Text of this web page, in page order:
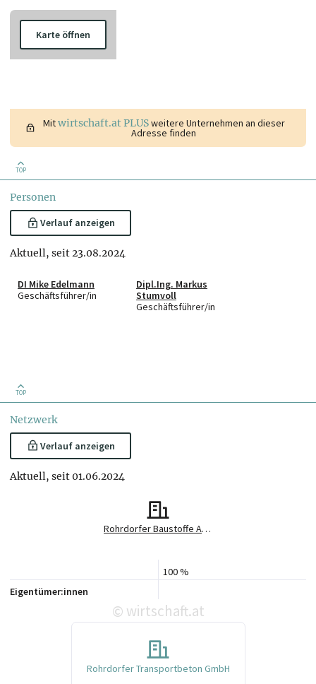
Karte öffnen
Mitwirtschaft.at PLUSweitere Unternehmen an dieser
Adresse finden
TOP
Personen
Verlauf anzeigen
Aktuell, seit 23.08.2024
DI Mike Edelmann
Geschäftsführer/in
Dipl.Ing. Markus
Stumvoll
Geschäftsführer/in
TOP
Netzwerk
Verlauf anzeigen
Aktuell, seit 01.06.2024
Rohrdorfer Baustoffe Austria GmbH
100 %
Eigentümer:innen
© wirtschaft.at
Rohrdorfer Transportbeton GmbH